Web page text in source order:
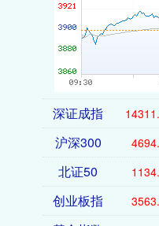
深证成指
沪深300
北证50
创业板指